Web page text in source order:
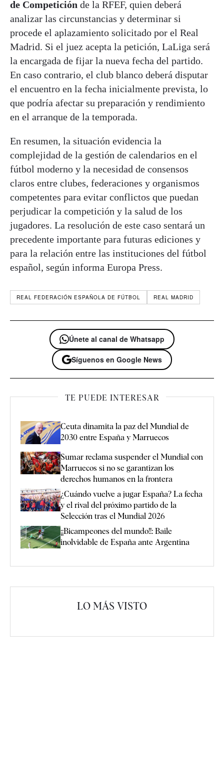
de Competición de la RFEF, quien deberá
analizar las circunstancias y determinar si
procede el aplazamiento solicitado por el Real
Madrid. Si el juez acepta la petición, LaLiga será
la encargada de fijar la nueva fecha del partido.
En caso contrario, el club blanco deberá disputar
el encuentro en la fecha inicialmente prevista, lo
que podría afectar su preparación y rendimiento
en el arranque de la temporada.
En resumen, la situación evidencia la
complejidad de la gestión de calendarios en el
fútbol moderno y la necesidad de consensos
claros entre clubes, federaciones y organismos
competentes para evitar conflictos que puedan
perjudicar la competición y la salud de los
jugadores. La resolución de este caso sentará un
precedente importante para futuras ediciones y
para la relación entre las instituciones del fútbol
español, según informa Europa Press.
REAL FEDERACIÓN ESPAÑOLA DE FÚTBOL REAL MADRID
Únete al canal de Whatsapp
Síguenos en Google News
TE PUEDE INTERESAR
Ceuta dinamita la paz del Mundial de
2030 entre España y Marruecos
Sumar reclama suspender el Mundial con
Marruecos si no se garantizan los
derechos humanos en la frontera
¿Cuándo vuelve a jugar España? La fecha
y el rival del próximo partido de la
Selección tras el Mundial 2026
¡¡Bicampeones del mundo!!: Baile
inolvidable de España ante Argentina
LO MÁS VISTO